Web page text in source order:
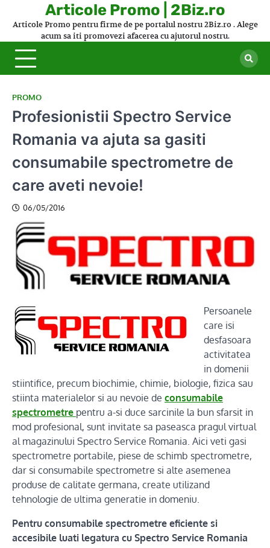
Articole Promo | 2Biz.ro
Articole Promo pentru firme de pe portalul nostru 2Biz.ro . Alege
acum sa iti promovezi afacerea cu ajutorul nostru.
PROMO
Profesionistii Spectro Service
Romania va ajuta sa gasiti
consumabile spectrometre de
care aveti nevoie!
06/05/2016
Persoanele
care isi
desfasoara
activitatea
in domenii
stiintifice, precum biochimie, chimie, biologie, fizica sau
stiinta materialelor si au nevoie de consumabile
spectrometre pentru a-si duce sarcinile la bun sfarsit in
mod profesional, sunt invitate sa paseasca pragul virtual
al magazinului Spectro Service Romania. Aici veti gasi
spectrometre portabile, piese de schimb spectrometre,
dar si consumabile spectrometre si alte asemenea
produse de calitate germana, create utilizand
tehnologie de ultima generatie in domeniu.
Pentru consumabile spectrometre eficiente si
accesibile luati legatura cu Spectro Service Romania